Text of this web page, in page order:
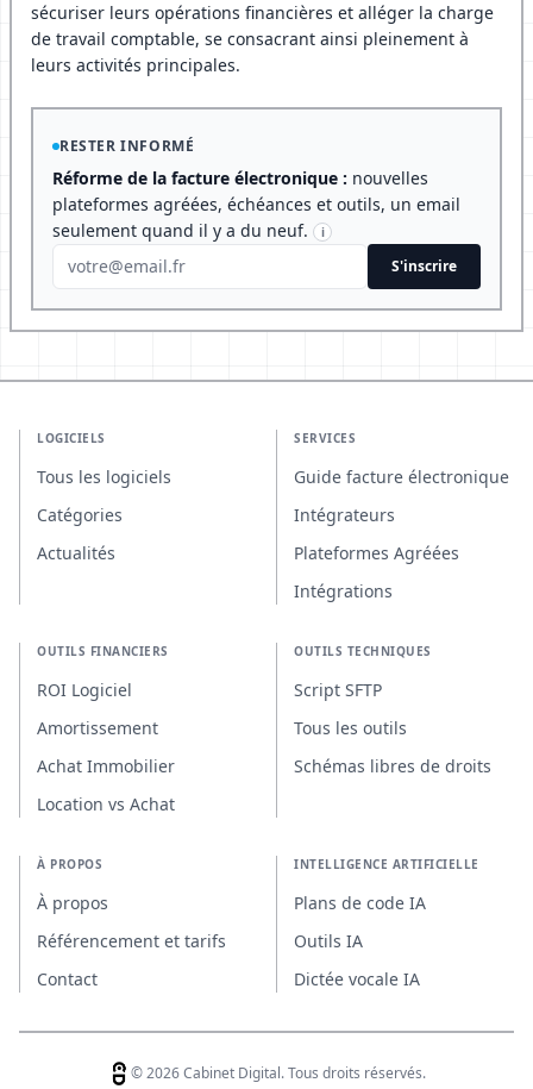
sécuriser leurs opérations financières et alléger la charge
de travail comptable, se consacrant ainsi pleinement à
leurs activités principales.
RESTER INFORMÉ
Réforme de la facture électronique : nouvelles
plateformes agréées, échéances et outils, un email
seulement quand il y a du neuf.
i
S'inscrire
LOGICIELS
Tous les logiciels
Catégories
Actualités
SERVICES
Guide facture électronique
Intégrateurs
Plateformes Agréées
Intégrations
OUTILS FINANCIERS
ROI Logiciel
Amortissement
Achat Immobilier
Location vs Achat
OUTILS TECHNIQUES
Script SFTP
Tous les outils
Schémas libres de droits
À PROPOS
À propos
Référencement et tarifs
Contact
INTELLIGENCE ARTIFICIELLE
Plans de code IA
Outils IA
Dictée vocale IA
© 2026 Cabinet Digital. Tous droits réservés.